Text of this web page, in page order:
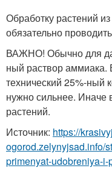
Обработку растений
обязательно
ВАЖНО! Обычно для
ный раствор аммиака.
технический 25%-ный
нужно сильнее. Иначе
растений.
Источник: https://
ogorod.zelynyjsad.info/
primenyat-udobreniya-i-